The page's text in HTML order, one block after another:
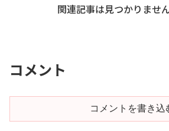
関連記事は見つかりませ
コメント
コメントを書き込